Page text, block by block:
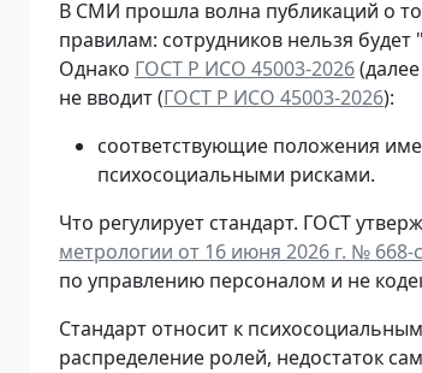
В СМИ прошла волна публикаций о
правилам: сотрудников нельзя
Однако ГОСТ Р ИСО 45003-2026
не вводит (ГОСТ Р ИСО 45003-2026):
соответствующие положения
психосоциальными рисками.
Что регулирует стандарт. ГОСТ
метрологии от 16 июня 2026 г. № 668-
по управлению персоналом и не
Стандарт относит к
распределение ролей, недостаток